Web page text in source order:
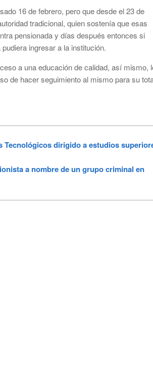
16 de febrero, pero que desde el 23 de
tradicional, quien sostenía que esas
pensionada y días después entonces si
ingresar a la institución.
a una educación de calidad, así mismo,
de hacer seguimiento al mismo para su
dirigido a estudios
a nombre de un grupo criminal en